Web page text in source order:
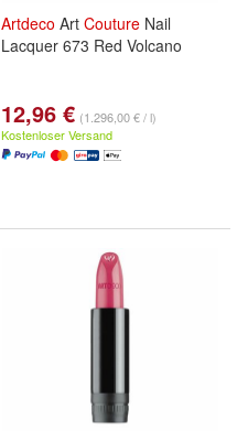
Artdeco Art Couture Nail
Lacquer 673 Red Volcano
12,96 € (1.296,00 € / l)
Kostenloser Versand